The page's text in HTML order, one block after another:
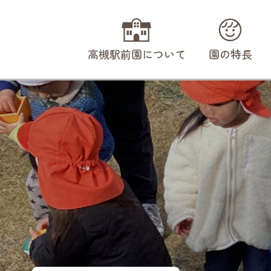
高槻駅前園について 園の特長